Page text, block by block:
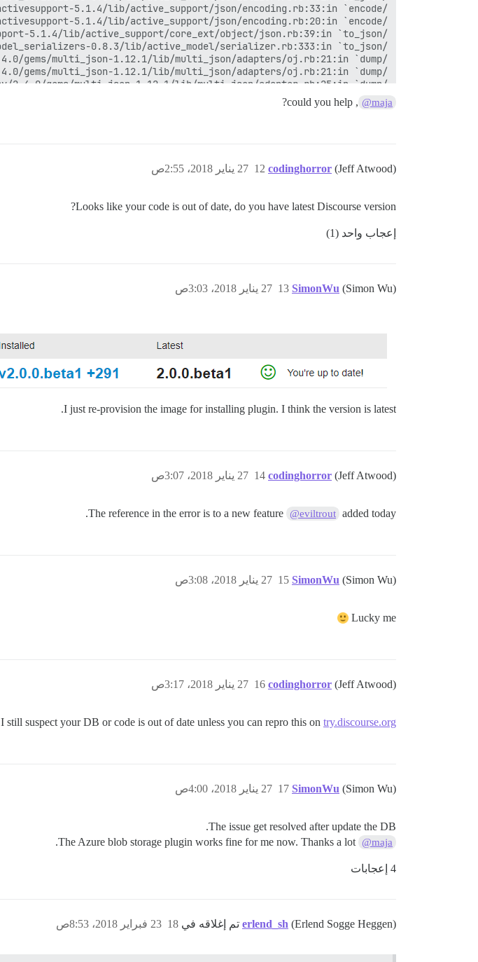
@maja
, could you help?
codinghorror (Jeff Atwood) 27 يناير 2018، 2:55ص 12
Looks like your code is out of date, do you have latest Discourse version?
إعجاب واحد (1)
SimonWu (Simon Wu) 27 يناير 2018، 3:03ص 13
I just re-provision the image for installing plugin. I think the version is latest.
codinghorror (Jeff Atwood) 27 يناير 2018، 3:07ص 14
The reference in the error is to a new feature @eviltrout added today.
SimonWu (Simon Wu) 27 يناير 2018، 3:08ص 15
Lucky me
codinghorror (Jeff Atwood) 27 يناير 2018، 3:17ص 16
I still suspect your DB or code is out of date unless you can repro this on try.discourse.org
SimonWu (Simon Wu) 27 يناير 2018، 4:00ص 17
The issue get resolved after update the DB.
@maja
The Azure blob storage plugin works fine for me now. Thanks a lot.
4 إعجابات
erlend_sh (Erlend Sogge Heggen) تم إغلاقه في 23 فبراير 2018، 8:53ص 18